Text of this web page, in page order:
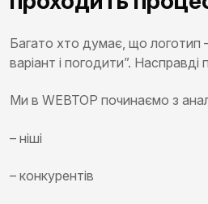
Багато хто думає, що
варіант і погодити”.
Ми в WEBTOP починаємо з
– ніші
– конкурентів